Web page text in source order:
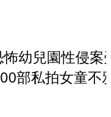
怖幼兒園性侵案
部私拍女童不